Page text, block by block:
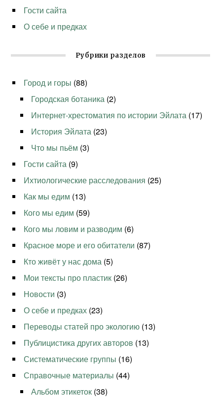
Гости сайта
О себе и предках
Рубрики разделов
Город и горы (88)
Городская ботаника (2)
Интернет-хрестоматия по истории Эйлата (17)
История Эйлата (23)
Что мы пьём (3)
Гости сайта (9)
Ихтиологические расследования (25)
Как мы едим (13)
Кого мы едим (59)
Кого мы ловим и разводим (6)
Красное море и его обитатели (87)
Кто живёт у нас дома (5)
Мои тексты про пластик (26)
Новости (3)
О себе и предках (23)
Переводы статей про экологию (13)
Публицистика других авторов (13)
Систематические группы (16)
Справочные материалы (44)
Альбом этикеток (38)